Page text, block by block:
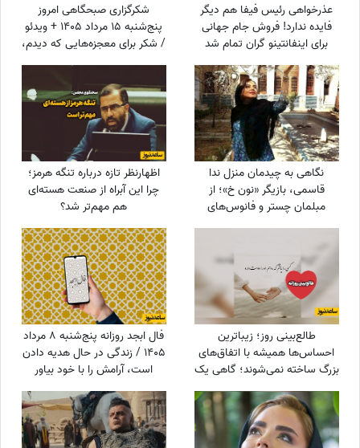
عذرخواهی رئیس فیفا هم دیگر
فایده ندارد! فروش جام جهانی
برای اینفانتینو گران تمام شد
شکرگزاری صبحگاهی امروز
پنج‌شنبه 15 مرداد 1405 + ویدئو
/ شکر برای معجزه‌هایی که دیدم،
برای نعمت‌هایی که هنوز
همین حالا در مسیر رسیدن به
من هستند
نگاهی به چیدمان منزل ندا
قاسمی، بازیگر «نون خ»؛ از
مبلمان چستر و فانوس‌های
دکوراتیو تا کابینت شیشه‌ای و
اظهارنظر تازه درباره تنگه هرمز؛
چرا این آبراه از صنعت هسته‌ای
هم مهم‌تر شد؟
طالع‌بینی روز؛ زیباترین
احساس‌ها همیشه با اتفاق‌های
بزرگ ساخته نمی‌شوند؛ گاهی یک
نگاه یا یک توجه کوتاه می‌تواند
یک روز معمولی را به خاطره‌ای
خاص تبدیل کند / پنج‌شنبه 15
مرداد 1405
فال ابجد روزانه پنج‌شنبه 8 مرداد
1405 / زندگی در حال هدیه دادن
است، آرامش را با خود بیاور